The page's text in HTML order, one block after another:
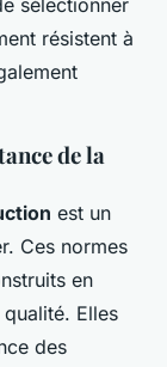
sélectionner
résistent à
de la
est un
Ces normes
en
Elles
des